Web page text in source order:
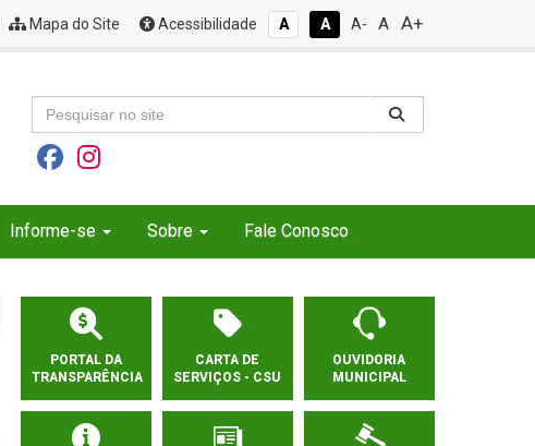
Mapa do Site Acessibilidade A A A- A A+
Informe-se Sobre Fale Conosco
PORTAL DA
TRANSPARÊNCIA
CARTA DE
SERVIÇOS - CSU
OUVIDORIA
MUNICIPAL